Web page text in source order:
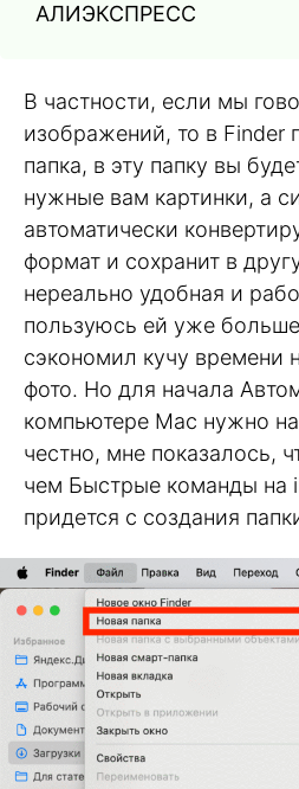
АЛИЭКСПРЕСС
В частности, если мы
изображений, то в Finder
папка, в эту папку вы
нужные вам картинки, а
автоматически
формат и сохранит в
нереально удобная и
пользуюсь ей уже
сэкономил кучу времени
фото. Но для начала
компьютере Mac нужно
честно, мне показалось,
чем Быстрые команды на
придется с создания